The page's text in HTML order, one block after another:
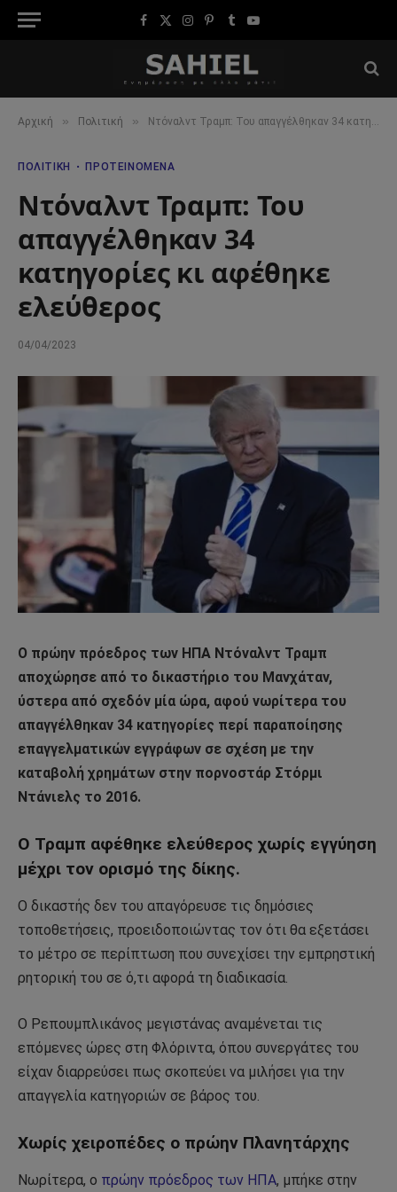
Facebook
X
Instagram
Pinterest
TumblrYouTube
Αρχική » Πολιτική » Ντόναλντ Τραμπ: Του απαγγέλθηκαν 34 κατηγορίες κι αφέθηκε ελεύθερος
ΠΟΛΙΤΙΚΉ ΠΡΟΤΕΙΝΌΜΕΝΑ
Ντόναλντ Τραμπ: Του
απαγγέλθηκαν 34
κατηγορίες κι αφέθηκε
ελεύθερος
04/04/2023
Ο πρώην πρόεδρος των ΗΠΑ Ντόναλντ Τραμπ
αποχώρησε από το δικαστήριο του Μανχάταν,
ύστερα από σχεδόν μία ώρα, αφού νωρίτερα του
απαγγέλθηκαν 34 κατηγορίες περί παραποίησης
επαγγελματικών εγγράφων σε σχέση με την
καταβολή χρημάτων στην πορνοστάρ Στόρμι
Ντάνιελς το 2016.
Ο Τραμπ αφέθηκε ελεύθερος χωρίς εγγύηση
μέχρι τον ορισμό της δίκης.
Ο δικαστής δεν του απαγόρευσε τις δημόσιες
τοποθετήσεις, προειδοποιώντας τον ότι θα εξετάσει
το μέτρο σε περίπτωση που συνεχίσει την εμπρηστική
ρητορική του σε ό,τι αφορά τη διαδικασία.
Ο Ρεπουμπλικάνος μεγιστάνας αναμένεται τις
επόμενες ώρες στη Φλόριντα, όπου συνεργάτες του
είχαν διαρρεύσει πως σκοπεύει να μιλήσει για την
απαγγελία κατηγοριών σε βάρος του.
Χωρίς χειροπέδες ο πρώην Πλανητάρχης
Νωρίτερα, ο πρώην πρόεδρος των ΗΠΑ, μπήκε στην